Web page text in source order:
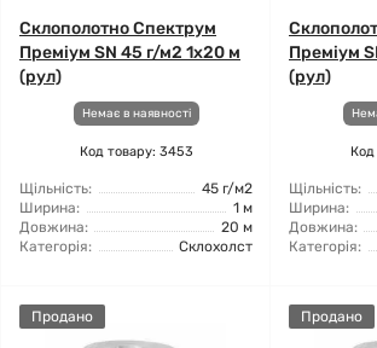
Склополотно Спектрум
Преміум SN 45 г/м2 1x20 м
(рул)
Немає в наявності
Код товару: 3453
Щільність:
45 г/м2
Ширина:
1 м
Довжина:
20 м
Категорія:
Склохолст
Преміум
(рул)
Код
Щільність:
Ширина:
Довжина:
Категорія:
Продано Продано